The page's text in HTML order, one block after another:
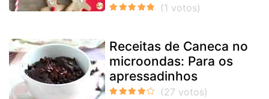
Receitas de Caneca no
microondas: Para os
apressadinhos